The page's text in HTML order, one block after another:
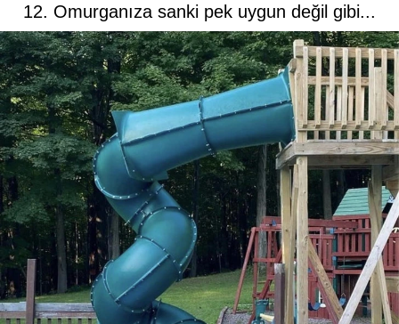
12. Omurganıza sanki pek uygun değil gibi...